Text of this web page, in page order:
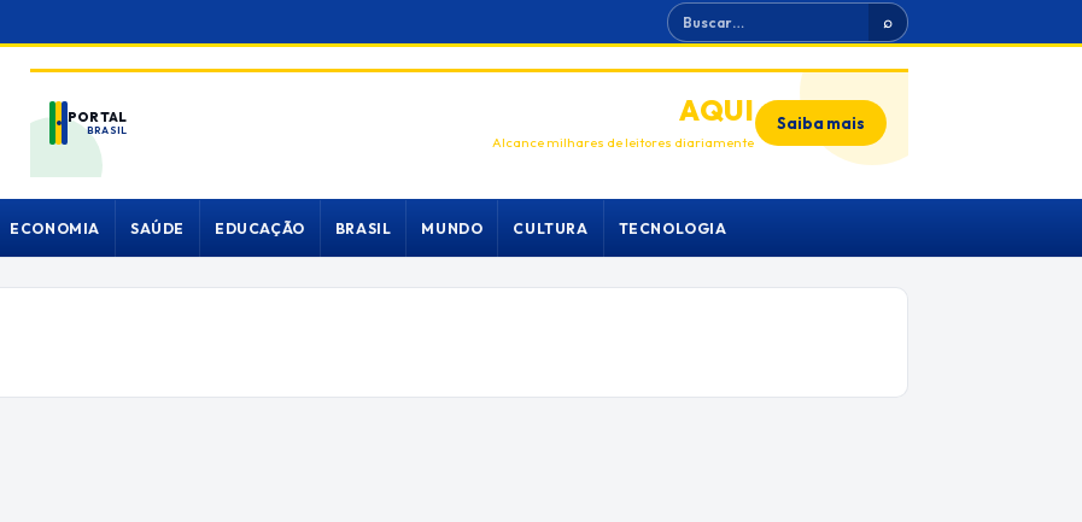
Buscar ⌕
PORTAL
BRASIL
ANUNCIEAQUI
Alcance milhares de leitores diariamente
Saiba mais
ECONOMIA SAÚDE EDUCAÇÃO BRASIL MUNDO CULTURA TECNOLOGIA